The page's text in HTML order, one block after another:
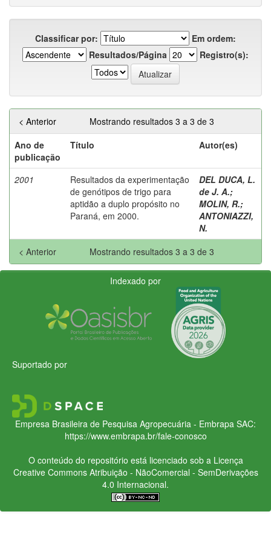
Classificar por:
Em ordem:
Resultados/Página
Registro(s):
Mostrando resultados 3 a 3 de 3
< Anterior
Ano de
publicação
Título Autor(es)
2001
Resultados da experimentação
de genótipos de trigo para
aptidão a duplo propósito no
Paraná, em 2000.
DEL DUCA, L.
de J. A.;
MOLIN, R.;
ANTONIAZZI,
N.
Mostrando resultados 3 a 3 de 3
< Anterior
Indexado por
Suportado por
Empresa Brasileira de Pesquisa Agropecuária - Embrapa SAC:
https://www.embrapa.br/fale-conosco
O conteúdo do repositório está licenciado sob a Licença
Creative CommonsAtribuição - NãoComercial - SemDerivações
4.0 Internacional.